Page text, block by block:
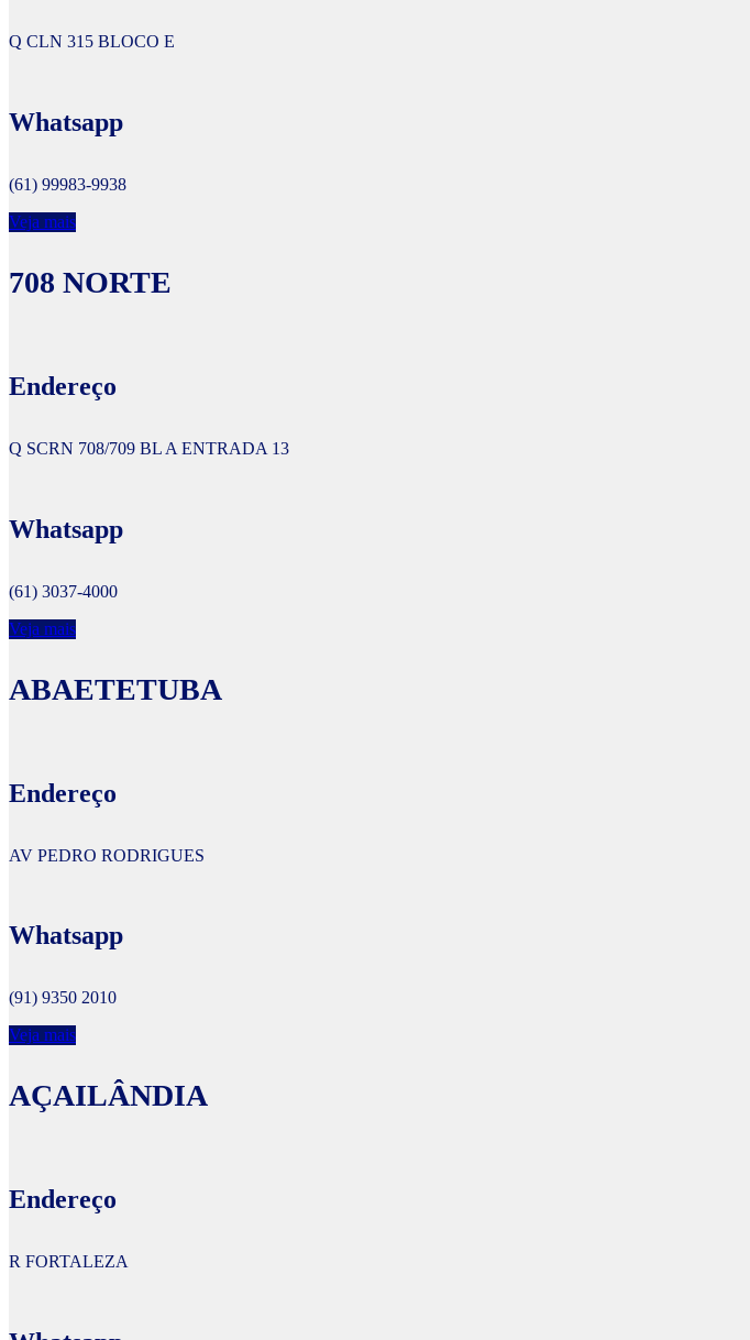
Q CLN 315 BLOCO E
Whatsapp
(61) 99983-9938
Veja mais
708 NORTE
Endereço
Q SCRN 708/709 BL A ENTRADA 13
Whatsapp
(61) 3037-4000
Veja mais
ABAETETUBA
Endereço
AV PEDRO RODRIGUES
Whatsapp
(91) 9350 2010
Veja mais
AÇAILÂNDIA
Endereço
R FORTALEZA